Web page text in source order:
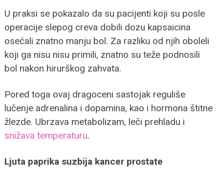
U praksi se pokazalo da su pacijenti koji su posle
operacije slepog creva dobili dozu kapsaicina
osećali znatno manju bol. Za razliku od njih oboleli
koji ga nisu nisu primili, znatno su teže podnosili
bol nakon hirurškog zahvata.
Pored toga ovaj dragoceni sastojak reguliše
lučenje adrenalina i dopamina, kao i hormona štitne
žlezde. Ubrzava metabolizam, leči prehladu i
snižava temperaturu.
Ljuta paprika suzbija kancer prostate